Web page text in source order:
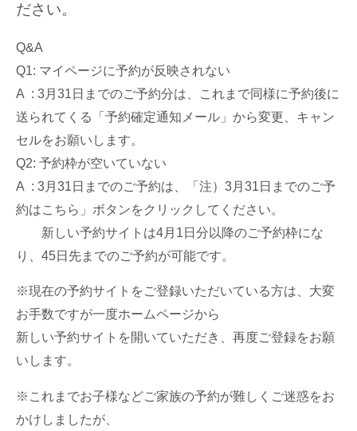
ださい。
Q&A
Q1: マイページに予約が反映されない
A : 3月31日までのご予約分は、これまで同様に予約後に
送られてくる「予約確定通知メール」から変更、キャン
セルをお願いします。
Q2: 予約枠が空いていない
A : 3月31日までのご予約は、「注）3月31日までのご予
約はこちら」ボタンをクリックしてください。
新しい予約サイトは4月1日分以降のご予約枠にな
り、45日先までのご予約が可能です。
※現在の予約サイトをご登録いただいている方は、大変
お手数ですが一度ホームページから
新しい予約サイトを開いていただき、再度ご登録をお願
いします。
※これまでお子様などご家族の予約が難しくご迷惑をお
かけしましたが、